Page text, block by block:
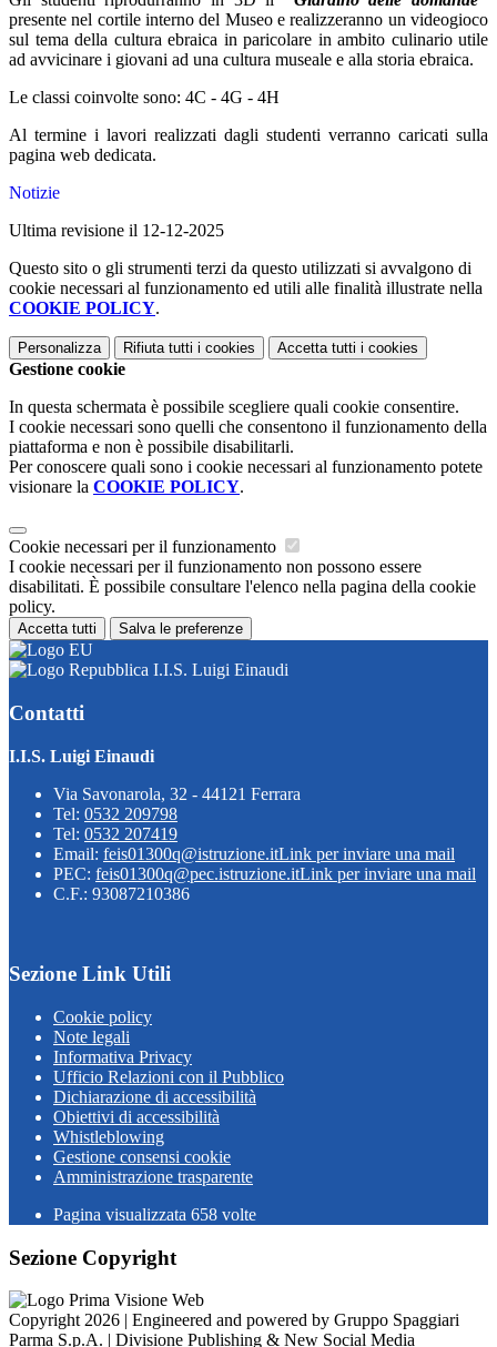
presente nel cortile interno del Museo e realizzeranno un videogioco
sul tema della cultura ebraica in paricolare in ambito culinario utile
ad avvicinare i giovani ad una cultura museale e alla storia ebraica.
Le classi coinvolte sono: 4C - 4G - 4H
Al termine i lavori realizzati dagli studenti verranno caricati sulla
pagina web dedicata.
Notizie
Ultima revisione il 12-12-2025
Questo sito o gli strumenti terzi da questo utilizzati si avvalgono di
cookie necessari al funzionamento ed utili alle finalità illustrate nella
COOKIE POLICY.
Personalizza Rifiuta tutti i cookies Accetta tutti i cookies
Gestione cookie
In questa schermata è possibile scegliere quali cookie consentire.
I cookie necessari sono quelli che consentono il funzionamento della
piattaforma e non è possibile disabilitarli.
Per conoscere quali sono i cookie necessari al funzionamento potete
visionare la COOKIE POLICY.
Cookie necessari per il funzionamento
I cookie necessari per il funzionamento non possono essere
disabilitati. È possibile consultare l'elenco nella pagina della cookie
policy.
Accetta tutti Salva le preferenze
I.I.S. Luigi Einaudi
Contatti
I.I.S. Luigi Einaudi
Via Savonarola, 32 - 44121 Ferrara
Tel: 0532 209798
Tel: 0532 207419
Email: feis01300q@istruzione.itLink per inviare una mail
PEC: feis01300q@pec.istruzione.itLink per inviare una mail
C.F.: 93087210386
Sezione Link Utili
Cookie policy
Note legali
Informativa Privacy
Ufficio Relazioni con il Pubblico
Dichiarazione di accessibilità
Obiettivi di accessibilità
Whistleblowing
Gestione consensi cookie
Amministrazione trasparente
Pagina visualizzata 658 volte
Sezione Copyright
Copyright 2026 | Engineered and powered by Gruppo Spaggiari
Parma S.p.A. | Divisione Publishing & New Social Media